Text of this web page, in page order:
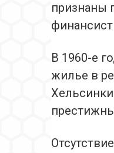
признаны
В 1960-е
жилье в